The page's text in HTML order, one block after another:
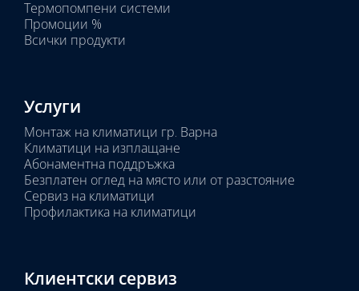
Термопомпени системи
Промоции %
Всички продукти
Услуги
Монтаж на климатици гр. Варна
Климатици на изплащане
Абонаментна поддръжка
Безплатен оглед на място или от разстояние
Сервиз на климатици
Профилактика на климатици
Клиентски сервиз